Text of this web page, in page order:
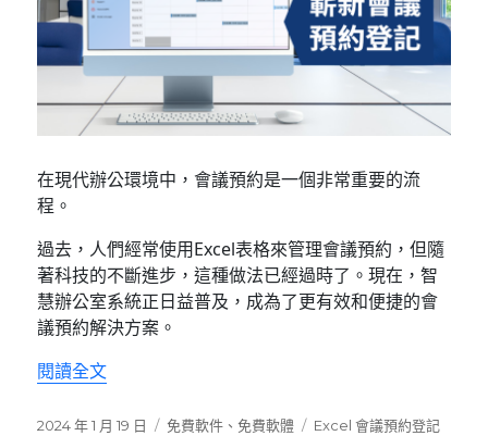
在現代辦公環境中，會議預約是一個非常重要的流
程。
過去，人們經常使用Excel表格來管理會議預約，但隨
著科技的不斷進步，這種做法已經過時了。現在，智
慧辦公室系統正日益普及，成為了更有效和便捷的會
議預約解決方案。
閱讀全文〈Excel 會議預約登記表 最佳現代解決案〉
發
2024 年 1 月 19 日
分
免費軟件 、免費軟體
標
Excel 會議預約登記